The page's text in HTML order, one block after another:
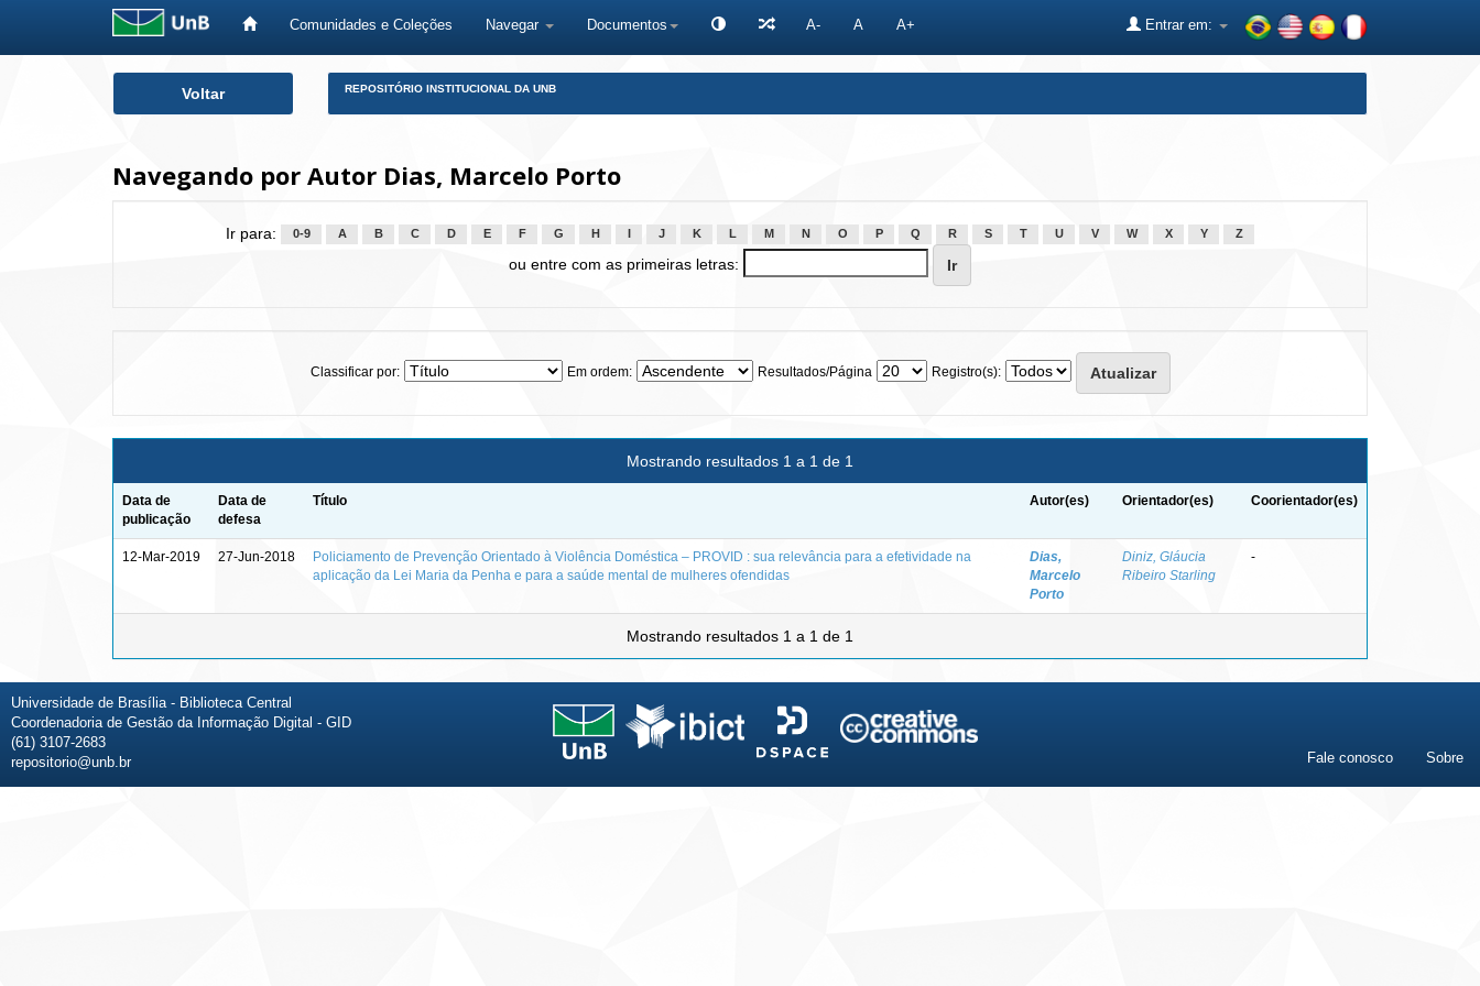
Comunidades e Coleções Navegar Documentos A- A A+ Entrar em:
Voltar REPOSITÓRIO INSTITUCIONAL DA UNB
Navegando por Autor Dias, Marcelo Porto
Ir para: 0-9 A B C D E F G H J K L M N O P Q R S T U V W X Y Z
ou entre com as primeiras letras:
Classificar por: Em ordem: Resultados/Página Registro(s):
Mostrando resultados 1 a 1 de 1
Data de
publicação
Data de
defesa
Título Autor(es) Orientador(es) Coorientador(es)
12-Mar-2019 27-Jun-2018
Policiamento de Prevenção Orientado à Violência Doméstica – PROVID : sua relevância para a efetividade na
aplicação da Lei Maria da Penha e para a saúde mental de mulheres ofendidas
Dias,
Marcelo
Porto
Diniz, Gláucia
Ribeiro Starling
-
Mostrando resultados 1 a 1 de 1
Universidade de Brasília - Biblioteca Central
Coordenadoria de Gestão da Informação Digital - GID
(61) 3107-2683
repositorio@unb.br
Fale conosco Sobre